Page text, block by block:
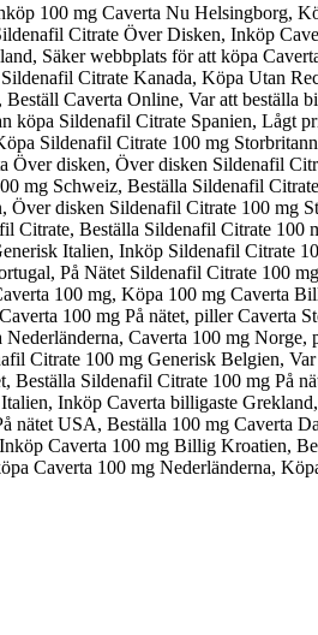
100 mg Caverta Nu Helsingborg,
Citrate Över Disken, Inköp
Säker webbplats för att köpa
Citrate Kanada, Köpa Utan
Caverta Online, Var att beställa
Sildenafil Citrate Spanien, Lågt
Sildenafil Citrate 100 mg
disken, Över disken Sildenafil
mg Schweiz, Beställa Sildenafil
disken Sildenafil Citrate 100 mg
Beställa Sildenafil Citrate 100
Italien, Inköp Sildenafil Citrate
På Nätet Sildenafil Citrate 100
100 mg, Köpa 100 mg Caverta
100 mg På nätet, piller Caverta
Caverta 100 mg
Citrate 100 mg Generisk Belgien,
Sildenafil Citrate 100 mg På
Inköp Caverta billigaste
USA, Beställa 100 mg Caverta
Caverta 100 mg Billig Kroatien,
Caverta 100 mg Nederländerna,